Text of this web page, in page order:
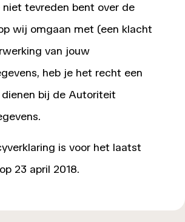
niet tevreden bent over de
wij omgaan met (een klacht
van jouw
heb je het recht een
bij de Autoriteit
is voor het laatst
23 april 2018.